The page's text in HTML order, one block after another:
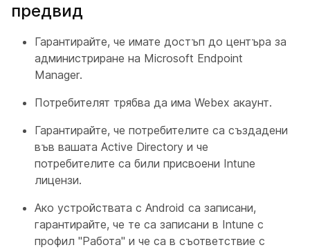
предвид
Гарантирайте, че имате достъп до центъра за
администриране на Microsoft Endpoint
Manager.
Потребителят трябва да има Webex акаунт.
Гарантирайте, че потребителите са създадени
във вашата Active Directory и че
потребителите са били присвоени Intune
лицензи.
Ако устройствата с Android са записани,
гарантирайте, че те са записани в Intune с
профил "Работа" и че са в съответствие с